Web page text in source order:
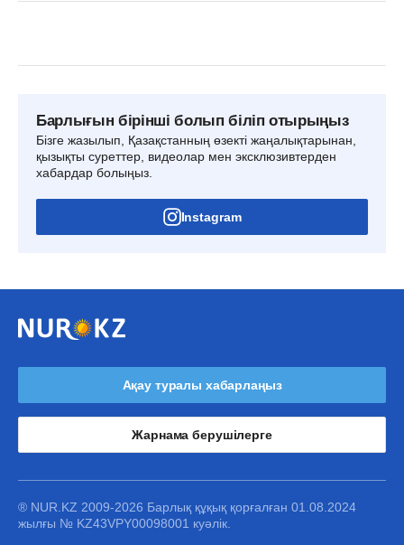
Барлығын бірінші болып біліп отырыңыз
Бізге жазылып, Қазақстанның өзекті жаңалықтарынан,
қызықты суреттер, видеолар мен эксклюзивтерден
хабардар болыңыз.
Instagram
Ақау туралы хабарлаңыз
Жарнама берушілерге
® NUR.KZ 2009-2026 Барлық құқық қорғалған 01.08.2024
жылғы № KZ43VPY00098001 куәлік.